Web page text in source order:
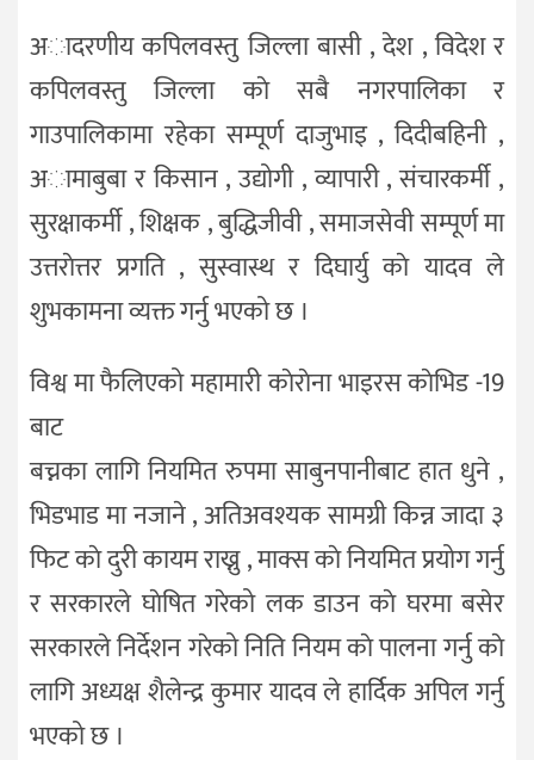
अादरणीय कपिलवस्तु जिल्ला बासी , देश , विदेश र
कपिलवस्तु जिल्ला काे सबै नगरपालिका र
गाउपालिकामा रहेका सम्पूर्ण दाजुभाइ , दिदीबहिनी ,
अामाबुबा र किसान , उद्योगी , व्यापारी , संचारकर्मी ,
सुरक्षाकर्मी , शिक्षक , बुद्धिजीवी , समाजसेवी सम्पूर्ण मा
उत्तराेत्तर प्रगति , सुस्वास्थ र दिघार्यु काे यादव ले
शुभकामना व्यक्त गर्नु भएको छ ।
विश्व मा फैलिएको महामारी काेराेना भाइरस काेभिड -19
बाट
बच्नका लागि नियमित रुपमा साबुनपानीबाट हात धुने ,
भिडभाड मा नजाने , अतिअवश्यक सामग्री किन्न जादा ३
फिट काे दुरी कायम राख्नु , माक्स काे नियमित प्रयोग गर्नु
र सरकारले घाेषित गरेको लक डाउन काे घरमा बसेर
सरकारले निर्देशन गरेको निति नियम काे पालना गर्नु काे
लागि अध्यक्ष शैलेन्द्र कुमार यादव ले हार्दिक अपिल गर्नु
भएको छ ।